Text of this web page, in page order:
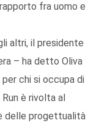
fra uomo e
altri, il presidente
– ha detto Oliva
chi si occupa di
è rivolta al
delle progettualità